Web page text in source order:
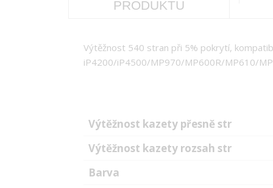
PRODUKTU
Výtěžnost 540 stran při 5% pokrytí,
iP4200/iP4500/MP970/MP600R/MP610/
Výtěžnost kazety přesně str
Výtěžnost kazety rozsah str
Barva